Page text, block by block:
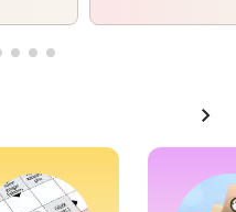
chevron_right